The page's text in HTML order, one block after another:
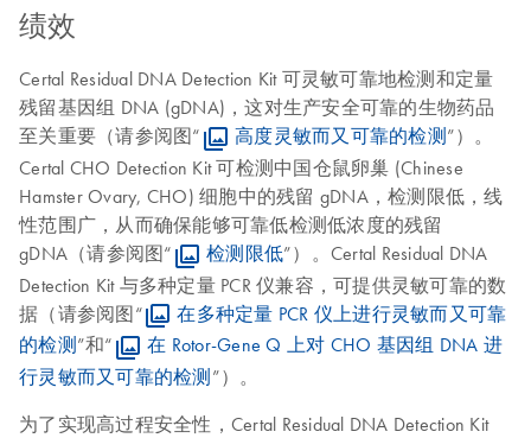
绩效
Certal Residual DNA Detection Kit 可灵敏可靠地检测和定量
残留基因组 DNA (gDNA)，这对生产安全可靠的生物药品
至关重要（请参阅图“
高度灵敏而又可靠的检测 ”）。
Certal CHO Detection Kit 可检测中国仓鼠卵巢 (Chinese
Hamster Ovary, CHO) 细胞中的残留 gDNA，检测限低，线
性范围广，从而确保能够可靠低检测低浓度的残留
gDNA（请参阅图“
检测限低”）。Certal Residual DNA
Detection Kit 与多种定量 PCR 仪兼容，可提供灵敏可靠的数
据（请参阅图“
在多种定量 PCR 仪上进行灵敏而又可靠
的检测 ”和“
在 Rotor-Gene Q 上对 CHO 基因组 DNA 进
行灵敏而又可靠的检测”）。
为了实现高过程安全性，Certal Residual DNA Detection Kit